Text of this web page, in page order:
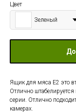
Цвет
Зеленый
Ящик для мяса Е2 это
Отлично
серии. Отлично
камерах.